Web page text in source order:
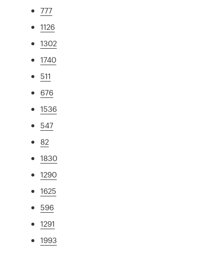
777
1126
1302
1740
511
676
1536
547
82
1830
1290
1625
596
1291
1993